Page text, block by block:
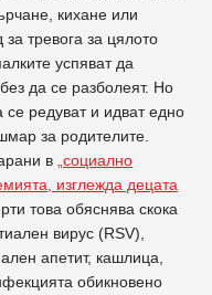
кихане или
тревога за цялото
успяват да
да се разболеят. Но
се редуват и идват едно
за родителите.
в „социално
изглежда децата
това обяснява скока
вирус (RSV),
апетит, кашлица,
обикновено